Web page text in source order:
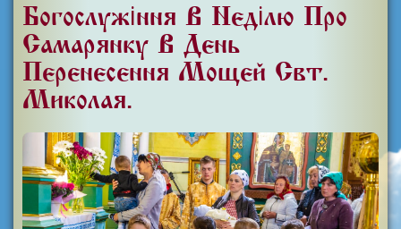
Богослужіння В Неділю Про
Самарянку В День
Перенесення Мощей Свт.
Миколая.